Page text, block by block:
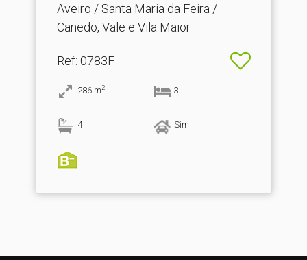
Aveiro / Santa Maria da Feira /
Canedo, Vale e Vila Maior
Ref: 0783F
286 m2 3
4 Sim